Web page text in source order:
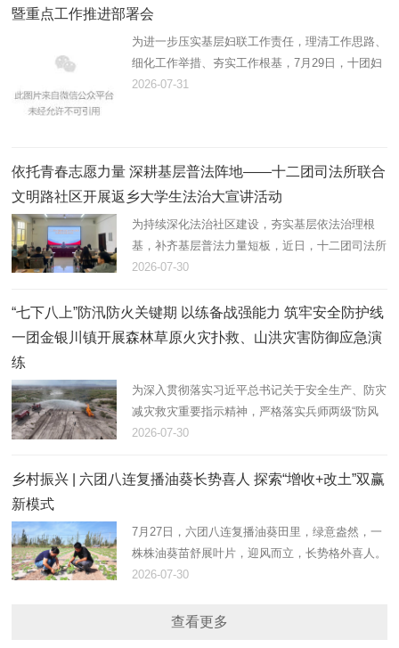
暨重点工作推进部署会
为进一步压实基层妇联工作责任，理清工作思路、
细化工作举措、夯实工作根基，7月29日，十团妇
联组织召开业务培训暨重点工作推进会，精准部署
2026-07-31
依托青春志愿力量 深耕基层普法阵地——十二团司法所联合
文明路社区开展返乡大学生法治大宣讲活动
为持续深化法治社区建设，夯实基层依法治理根
基，补齐基层普法力量短板，近日，十二团司法所
联合文明路社区，组织返乡大学生志愿者开展法治
2026-07-30
“七下八上”防汛防火关键期 以练备战强能力 筑牢安全防护线
一团金银川镇开展森林草原火灾扑救、山洪灾害防御应急演
练
为深入贯彻落实习近平总书记关于安全生产、防灾
减灾救灾重要指示精神，严格落实兵师两级“防风
险、保安全、护稳定”工作部署，立足“七下八上”防
堤，一团金银川镇组织…
2026-07-30
乡村振兴 | 六团八连复播油葵长势喜人 探索“增收+改土”双赢
新模式
7月27日，六团八连复播油葵田里，绿意盎然，一
株株油葵苗舒展叶片，迎风而立，长势格外喜人。
八连连长田翠彩正俯身田间，仔细查看植株密度与
2026-07-30
查看更多